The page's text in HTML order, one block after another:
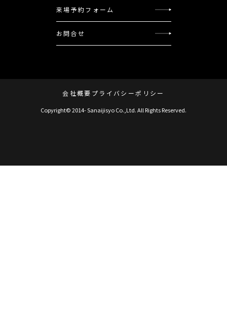
来場予約フォーム
お問合せ
会社概要 プライバシーポリシー
Copyright© 2014- Sanaijisyo Co.,Ltd. All Rights Reserved.